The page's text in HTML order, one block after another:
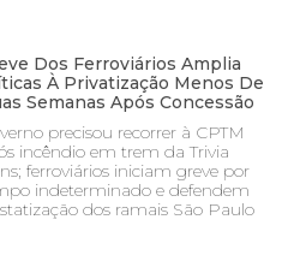
Dos Ferroviários Amplia
À Privatização Menos De
Semanas Após Concessão
precisou recorrer à CPTM
incêndio em trem da Trivia
ferroviários iniciam greve por
indeterminado e defendem
dos ramais São Paulo